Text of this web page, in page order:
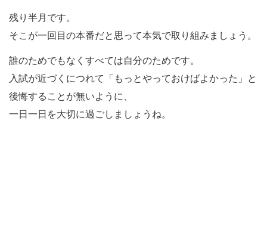
残り半月です。
そこが一回目の本番だと思って本気で取り組みましょう。
誰のためでもなくすべては自分のためです。
入試が近づくにつれて「もっとやっておけばよかった」と
後悔することが無いように、
一日一日を大切に過ごしましょうね。